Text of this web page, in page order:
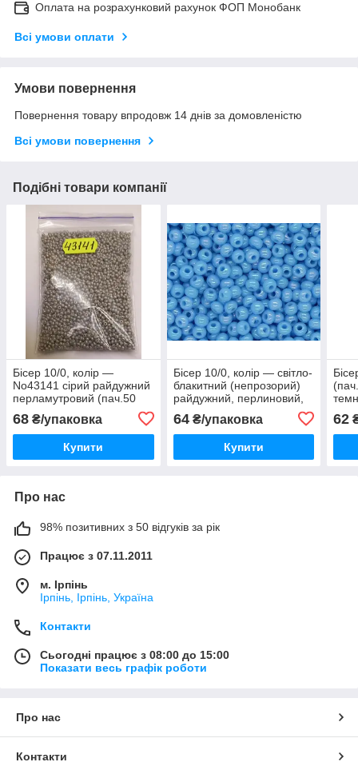
Оплата на розрахунковий рахунок ФОП Монобанк
Всі умови оплати
Умови повернення
Повернення товару впродовж 14 днів за домовленістю
Всі умови повернення
Подібні товари компанії
Бісер 10/0, колір —
No43141 сірий райдужний
перламутровий (пач.50
68 ₴/упаковка
Купити
Бісер 10/0, колір — світло-
блакитний (непрозорий)
райдужний, перлиновий,
No64020 (пач.50 грамів)
64₴/упаковка
Купити
62
Про нас
98% позитивних з 50 відгуків за рік
Працює з 07.11.2011
м. Ірпінь
Ірпінь, Ірпінь, Україна
Контакти
Сьогодні працює з 08:00 до 15:00
Показати весь графік роботи
Про нас
Контакти